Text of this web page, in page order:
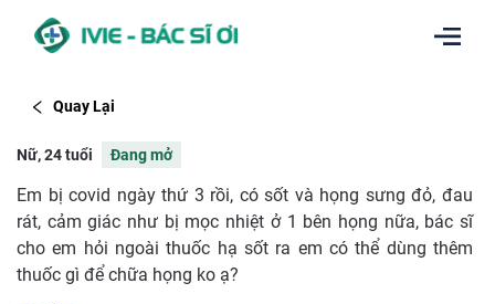
Quay Lại
Nữ, 24 tuổi Đang mở
Em bị covid ngày thứ 3 rồi, có sốt và họng sưng đỏ, đau
rát, cảm giác như bị mọc nhiệt ở 1 bên họng nữa, bác sĩ
cho em hỏi ngoài thuốc hạ sốt ra em có thể dùng thêm
thuốc gì để chữa họng ko ạ?